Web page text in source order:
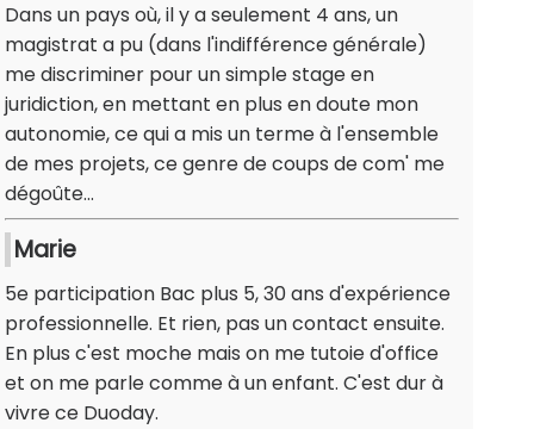
Dans un pays où, il y a seulement 4 ans, un
magistrat a pu (dans l'indifférence générale)
me discriminer pour un simple stage en
juridiction, en mettant en plus en doute mon
autonomie, ce qui a mis un terme à l'ensemble
de mes projets, ce genre de coups de com' me
dégoûte...
Marie
5e participation Bac plus 5, 30 ans d'expérience
professionnelle. Et rien, pas un contact ensuite.
En plus c'est moche mais on me tutoie d'office
et on me parle comme à un enfant. C'est dur à
vivre ce Duoday.